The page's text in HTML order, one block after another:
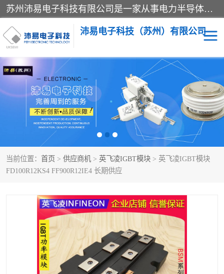
苏州沛易电子科技有限公司是一家从事电力半导体器件和电子元器件的专业代理及分销商，产品包括：IGBT模块、IPM模块、PIM模块、二极管、三极管、可控硅、整流桥、IGBT单管、IGBT电路驱动板、GTR达林顿模块、快恢复二极管、肖特基二极管、熔断器、IC集成电路、快速熔断器等。
沛易电子科技（苏州）有限公司
当前位置： 首页 > 供应商机 > 英飞凌IGBT模块 > 英飞凌IGBT模块
FD100R12KS4 FF900R12IE4 长期供应
西门康 英飞凌
快恢复二极管 英飞凌IGBT模块
英飞凌可控硅模块 IXYS艾赛斯可控硅
SEMIKRON西门康IGBT SEMIKRON西门康可控硅
器
MOS管场效应管 晶闸管